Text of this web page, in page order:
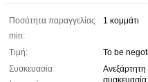
Ποσότητα παραγγελίας
min:
1 κομμάτι
Τιμή:
To be
Συσκευασία
συσκευασία.